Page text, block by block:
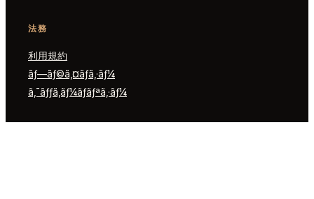
法務
利用規約
ãƒ—ãƒ©ã‚¤ãƒã‚·ãƒ¼
ã‚¯ãƒƒã‚­ãƒ¼ãƒãƒªã‚·ãƒ¼